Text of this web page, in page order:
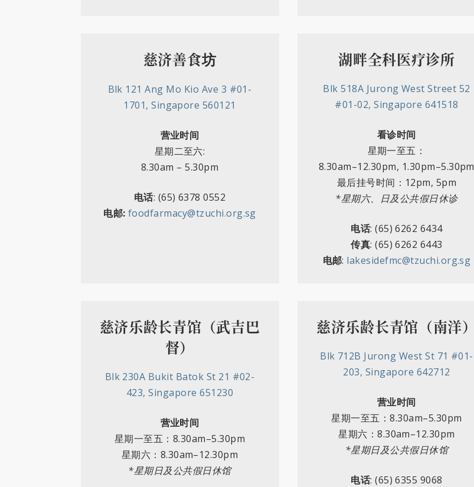
慈济善食坊
Blk 121 Ang Mo Kio Ave 3 #01-
1701, Singapore 560121
营业时间
星期二至六:
8.30am – 5.30pm
电话: (65) 6378 0552
电邮: foodfarmacy@tzuchi.org.sg
湖畔全科医疗诊所
Blk 518A Jurong West Street 52
#01-02, Singapore 641518
看诊时间
星期一至五：
8.30am–12.30pm, 1.30pm–5.30pm
最后挂号时间：12pm, 5pm
*星期六、日及公共假日休诊
电话: (65) 6262 6434
传真: (65) 6262 6443
电邮: lakesidefmc@tzuchi.org.sg
慈济乐龄长青馆（武吉巴
督）
Blk 230A Bukit Batok St 21 #02-
423, Singapore 651230
营业时间
星期一至五 ： 8.30am–5.30pm
星期六 ： 8.30am–12.30pm
*星期日及公共假日休馆
慈济乐龄长青馆（南洋）
Blk 712B Jurong West St 71 #01-
203, Singapore 642712
营业时间
星期一至五 ：8.30am–5.30pm
星期六 ：8.30am–12.30pm
*星期日及公共假日休馆
电话: (65)6355 9068